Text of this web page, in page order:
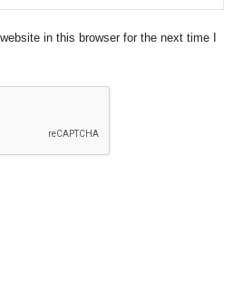
in this browser for the next time I